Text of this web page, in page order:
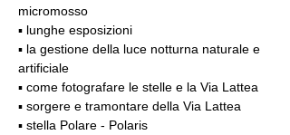
micromosso
▪️ lunghe esposizioni
▪️ la gestione della luce notturna naturale e
artificiale
▪️ come fotografare le stelle e la Via Lattea
▪️ sorgere e tramontare della Via Lattea
▪️ stella Polare - Polaris